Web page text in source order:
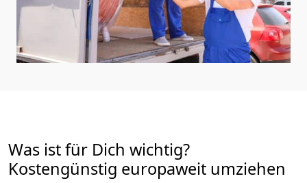
Was ist für Dich wichtig?
Kostengünstig europaweit umziehen